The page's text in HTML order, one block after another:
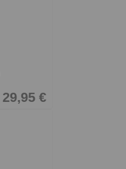
29,95 €